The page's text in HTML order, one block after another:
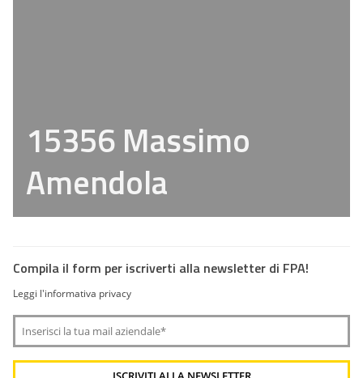
15356 Massimo
Amendola
Compila il form per iscriverti alla newsletter di FPA!
Leggi l'informativa privacy